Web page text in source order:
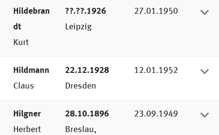
Hildebran
dt
Kurt
??.??.1926
Leipzig
27.01.1950
Hildmann
Claus
22.12.1928
Dresden
12.01.1952
Hilgner
Herbert
28.10.1896
Breslau,
23.09.1949